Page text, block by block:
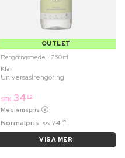
OUTLET
Rengöringsmedel ⋅ 750 ml
Klar
Universaslrengöring
SEK 34 95
Medlemspris
Normalpris: SEK 74 95
VISA MER